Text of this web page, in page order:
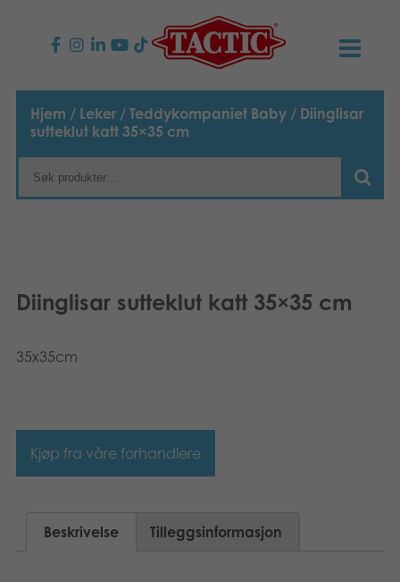
PRODUKTER
Barnespill
Familiespill
TACTIC
Hjem / Leker / Teddykompaniet Baby / Diinglisar
sutteklut katt 35×35 cm
Diinglisar sutteklut katt 35×35 cm
35x35cm
Kjøp fra våre forhandlere
Beskrivelse Tilleggsinformasjon